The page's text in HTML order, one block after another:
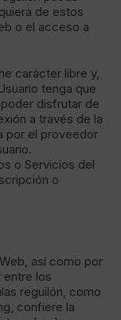
de estos
o el acceso a
carácter libre y,
tenga que
disfrutar de
a través de la
por el proveedor
o Servicios del
o
así como por
entre los
reguilón, como
confiere la